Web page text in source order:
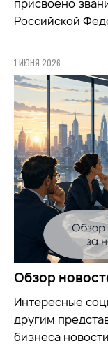
присвоено
Российской
1 ИЮНЯ 2026
Обзор
Интересные
другим
бизнеса